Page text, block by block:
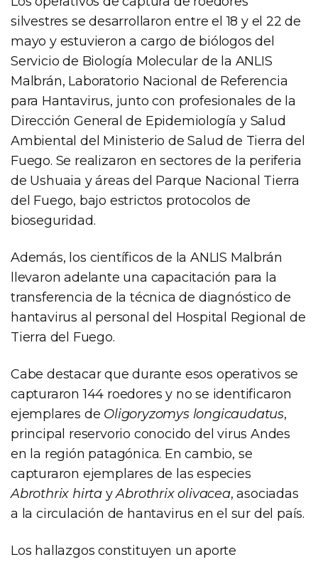
silvestres se desarrollaron entre el 18 y el 22 de
mayo y estuvieron a cargo de biólogos del
Servicio de Biología Molecular de la ANLIS
Malbrán, Laboratorio Nacional de Referencia
para Hantavirus, junto con profesionales de la
Dirección General de Epidemiología y Salud
Ambiental del Ministerio de Salud de Tierra del
Fuego. Se realizaron en sectores de la periferia
de Ushuaia y áreas del Parque Nacional Tierra
del Fuego, bajo estrictos protocolos de
bioseguridad.
Además, los científicos de la ANLIS Malbrán
llevaron adelante una capacitación para la
transferencia de la técnica de diagnóstico de
hantavirus al personal del Hospital Regional de
Tierra del Fuego.
Cabe destacar que durante esos operativos se
capturaron 144 roedores y no se identificaron
ejemplares de Oligoryzomys longicaudatus,
principal reservorio conocido del virus Andes
en la región patagónica. En cambio, se
capturaron ejemplares de las especies
Abrothrix hirta yAbrothrix olivacea, asociadas
a la circulación de hantavirus en el sur del país.
Los hallazgos constituyen un aporte